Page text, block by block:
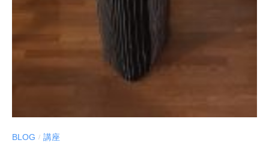
BLOG / 講座